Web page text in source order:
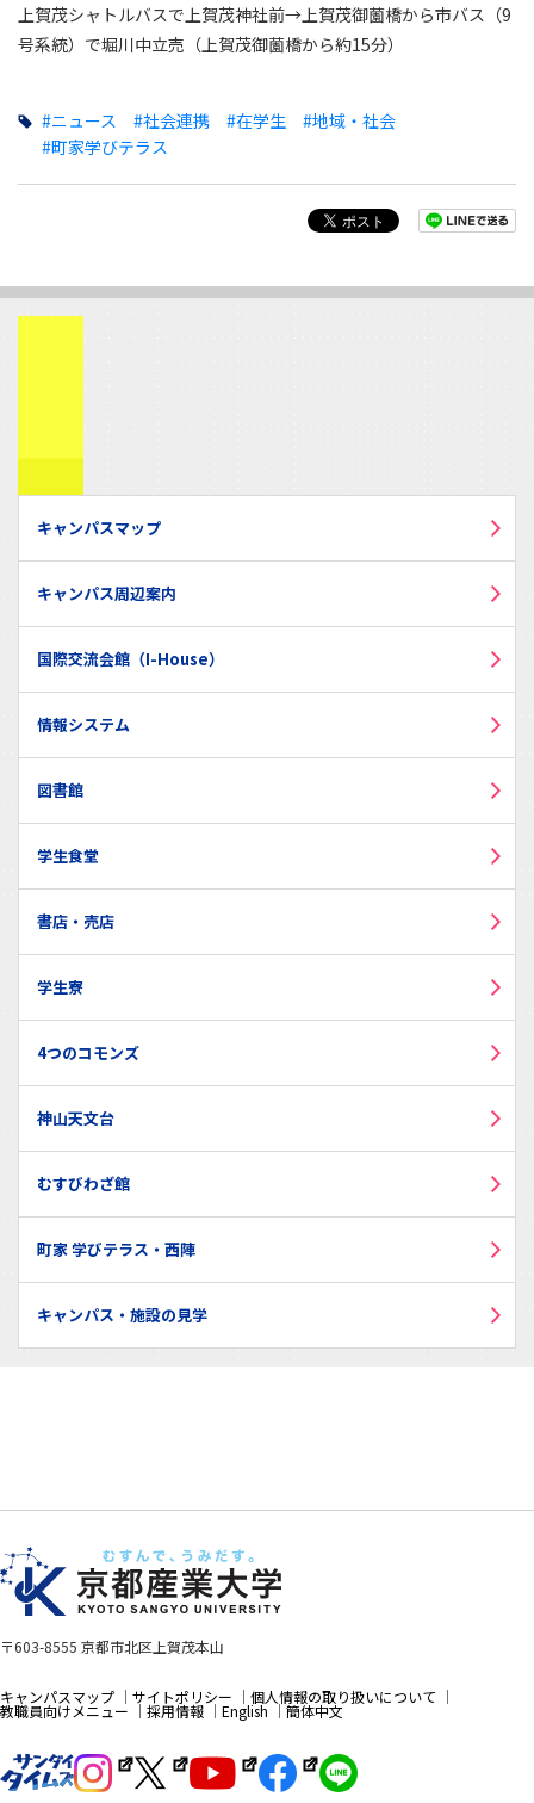
上賀茂シャトルバスで上賀茂神社前→上賀茂御薗橋から市バス（9
号系統）で堀川中立売（上賀茂御薗橋から約15分）
#ニュース #社会連携 #在学生
#地域・社会
#町家学びテラス
キャンパスマップ
キャンパス周辺案内
国際交流会館（I-House）
情報システム
図書館
学生食堂
書店・売店
学生寮
4つのコモンズ
神山天文台
むすびわざ館
町家 学びテラス・西陣
キャンパス・施設の見学
〒603-8555 京都市北区上賀茂本山
キャンパスマップ サイトポリシー 個人情報の取り扱いについて
教職員向けメニュー 採用情報 English 簡体中文